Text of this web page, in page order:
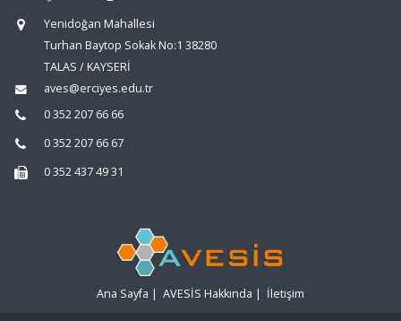
Yenidoğan Mahallesi
Turhan Baytop Sokak No:1 38280
TALAS / KAYSERİ
aves@erciyes.edu.tr
0 352 207 66 66
0 352 207 66 67
0 352 437 49 31
Ana Sayfa | AVESİS Hakkında | İletişim